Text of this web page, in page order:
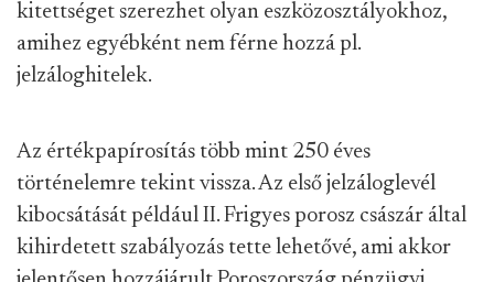
kitettséget szerezhet olyan eszközosztályokhoz,
amihez egyébként nem férne hozzá pl.
jelzáloghitelek.
Az értékpapírosítás több mint 250 éves
történelemre tekint vissza. Az első jelzáloglevél
kibocsátását például II. Frigyes porosz császár által
kihirdetett szabályozás tette lehetővé, ami akkor